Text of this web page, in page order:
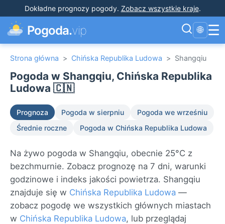
Dokładne prognozy pogody. Zobacz wszystkie kraje.
Pogoda.vip 🌐 ☰
Strona główna > Chińska Republika Ludowa > Shangqiu
Pogoda w Shangqiu, Chińska Republika
Ludowa 🇨🇳
Prognoza Pogoda w sierpniu
Pogoda we wrześniu
Średnie roczne
Pogoda w Chińska Republika Ludowa
Na żywo pogoda w Shangqiu, obecnie 25°C z
bezchmurnie. Zobacz prognozę na 7 dni, warunki
godzinowe i indeks jakości powietrza. Shangqiu
znajduje się w Chińska Republika Ludowa —
zobacz pogodę we wszystkich głównych miastach
w Chińska Republika Ludowa, lub przeglądaj